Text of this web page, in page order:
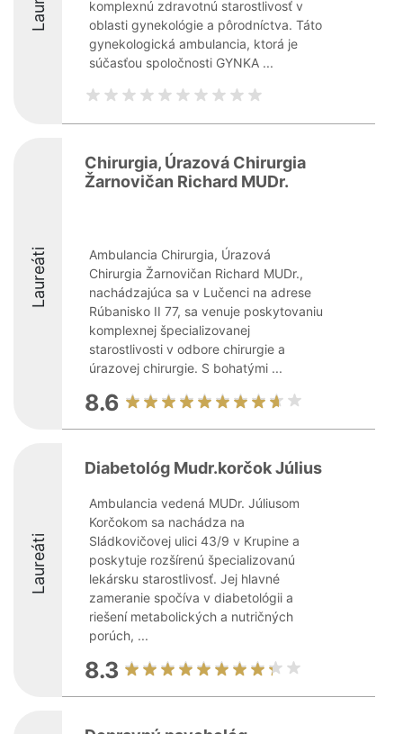
komplexnú zdravotnú starostlivosť v
oblasti gynekológie a pôrodníctva. Táto
gynekologická ambulancia, ktorá je
súčasťou spoločnosti GYNKA ...
Laureáti
Chirurgia, Úrazová Chirurgia
Žarnovičan Richard MUDr.
Ambulancia Chirurgia, Úrazová
Chirurgia Žarnovičan Richard MUDr.,
nachádzajúca sa v Lučenci na adrese
Rúbanisko II 77, sa venuje poskytovaniu
komplexnej špecializovanej
starostlivosti v odbore chirurgie a
úrazovej chirurgie. S bohatými ...
8.6
Laureáti
Diabetológ Mudr.korčok Július
Ambulancia vedená MUDr. Júliusom
Korčokom sa nachádza na
Sládkovičovej ulici 43/9 v Krupine a
poskytuje rozšírenú špecializovanú
lekársku starostlivosť. Jej hlavné
zameranie spočíva v diabetológii a
riešení metabolických a nutričných
porúch, ...
8.3